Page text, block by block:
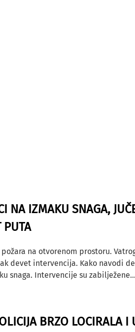
NA IZMAKU SNAGA,
PUTA
na otvorenom prostoru.
devet intervencija. Kako navodi
snaga. Intervencije su zabilježene...
BRZO LOCIRALA I